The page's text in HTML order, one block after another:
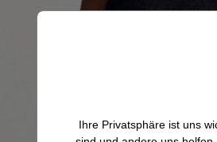
Ihre Privatsphäre ist uns